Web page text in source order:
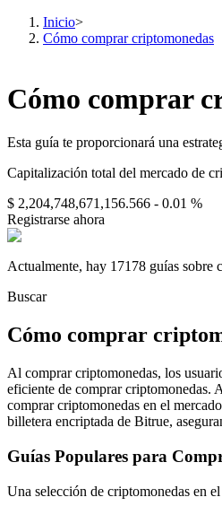
Futuros
Futuros del USDT
Futuros que utilizan USDT
Futuros COIN-M
Inicio>
Cómo comprar criptomonedas
Cómo comprar
Esta guía te proporcionará una
Capitalización total del mercado de
$ 2,204,748,671,156.566 - 0.01 %
Registrarse ahora
Actualmente, hay 17178 guías sobre
Buscar
Cómo comprar
Al comprar criptomonedas, los
eficiente de comprar criptomonedas.
comprar criptomonedas en el
billetera encriptada de Bitrue,
Guías Populares para
Una selección de criptomonedas en